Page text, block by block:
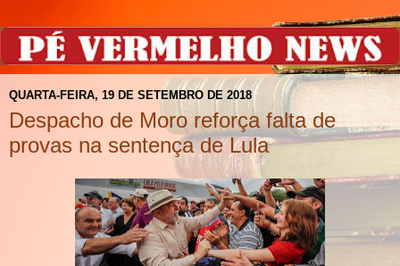
QUARTA-FEIRA, 19 DE SETEMBRO DE 2018
Despacho de Moro reforça falta de
provas na sentença de Lula